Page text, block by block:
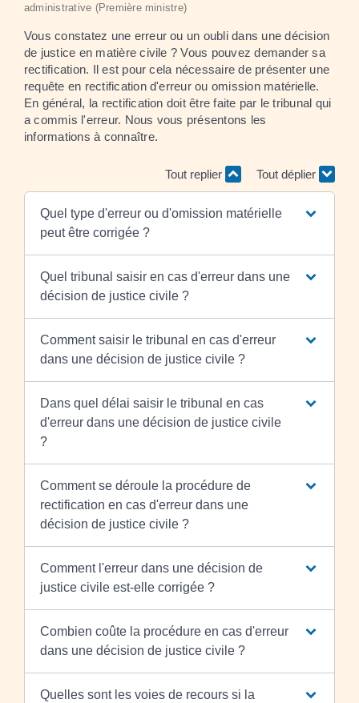
administrative (Première ministre)
Vous constatez une erreur ou un oubli dans une décision
de justice en matière civile ? Vous pouvez demander sa
rectification. Il est pour cela nécessaire de présenter une
requête en rectification d'erreur ou omission matérielle.
En général, la rectification doit être faite par le tribunal qui
a commis l'erreur. Nous vous présentons les
informations à connaître.
Tout replier Tout déplier
Quel type d'erreur ou d'omission matérielle
peut être corrigée ?
Quel tribunal saisir en cas d'erreur dans une
décision de justice civile ?
Comment saisir le tribunal en cas d'erreur
dans une décision de justice civile ?
Dans quel délai saisir le tribunal en cas
d'erreur dans une décision de justice civile
?
Comment se déroule la procédure de
rectification en cas d'erreur dans une
décision de justice civile ?
Comment l'erreur dans une décision de
justice civile est-elle corrigée ?
Combien coûte la procédure en cas d'erreur
dans une décision de justice civile ?
Quelles sont les voies de recours si la